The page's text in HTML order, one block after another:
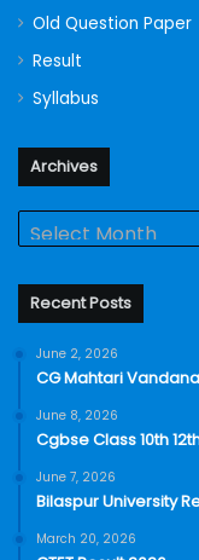
Old Question Paper
Result
Syllabus
Archives
Recent Posts
June 2, 2026
CG Mahtari
June 8, 2026
Cgbse Class 10th
June 7, 2026
Bilaspur University
March 20, 2026